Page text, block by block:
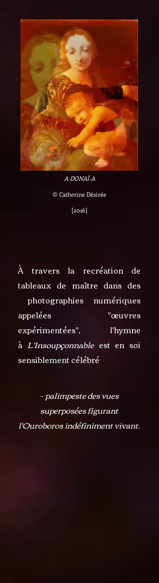
A-DONAÏ-A
© Catherine Désirée
[2016]
À travers la recréation de
tableaux de maître dans des
photographies numériques
appelées "œuvres
expérimentées", l'hymne
à L'Insoupçonnable est en soi
sensiblement célébré
-palimpeste des vues
superposées figurant
l'Ouroboros indéfiniment vivant.